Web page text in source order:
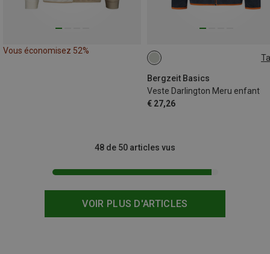
Vous économisez 52%
Bergzeit Basics
Veste Darlington Meru enfant
€ 27,26
104
VOIR PLUS D'ARTICLES
48 de 50 articles vus